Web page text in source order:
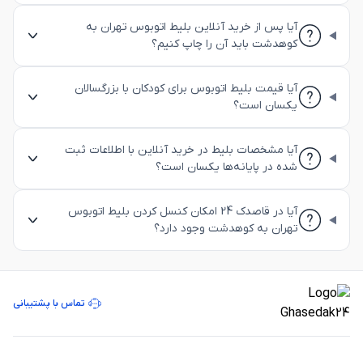
آیا پس از خرید آنلاین بلیط اتوبوس تهران به
کوهدشت باید آن را چاپ کنیم؟
آیا قیمت بلیط اتوبوس برای کودکان با بزرگسالان
یکسان است؟
آیا مشخصات بلیط در خرید آنلاین با اطلاعات ثبت
شده در پایانه‌ها یکسان است؟
آیا در قاصدک 24 امکان کنسل کردن بلیط اتوبوس
تهران به کوهدشت وجود دارد؟
تماس با پشتیبانی